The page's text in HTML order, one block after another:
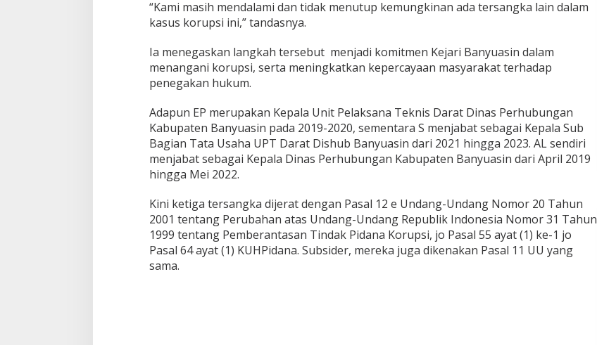
k
i
r
i
d
a
m
i
K
e
a
i
B
a
n
y
“Kami masih mendalami dan tidak menutup kemungkinan ada tersangka lain dalam
kasus korupsi ini,” tandasnya.
Ia menegaskan langkah tersebut menjadi komitmen Kejari Banyuasin dalam
menangani korupsi, serta meningkatkan kepercayaan masyarakat terhadap
penegakan hukum.
Adapun EP merupakan Kepala Unit Pelaksana Teknis Darat Dinas Perhubungan
Kabupaten Banyuasin pada 2019-2020, sementara S menjabat sebagai Kepala Sub
Bagian Tata Usaha UPT Darat Dishub Banyuasin dari 2021 hingga 2023. AL sendiri
menjabat sebagai Kepala Dinas Perhubungan Kabupaten Banyuasin dari April 2019
hingga Mei 2022.
Kini ketiga tersangka dijerat dengan Pasal 12 e Undang-Undang Nomor 20 Tahun
2001 tentang Perubahan atas Undang-Undang Republik Indonesia Nomor 31 Tahun
1999 tentang Pemberantasan Tindak Pidana Korupsi, jo Pasal 55 ayat (1) ke-1 jo
Pasal 64 ayat (1) KUHPidana. Subsider, mereka juga dikenakan Pasal 11 UU yang
sama.